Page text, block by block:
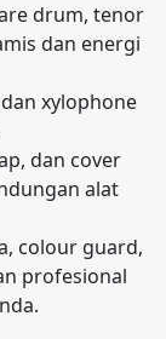
drum, tenor
dan energi
xylophone
dan cover
alat
colour guard,
profesional